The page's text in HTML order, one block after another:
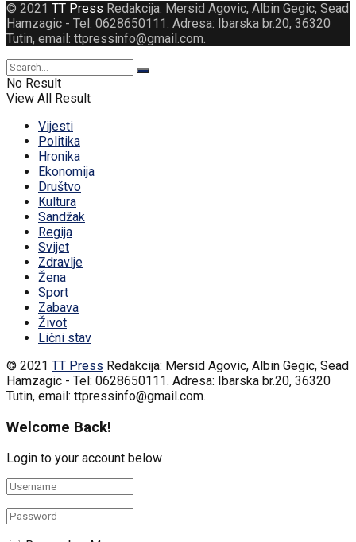
© 2021 TT Press Redakcija: Mersid Agovic, Albin Gegic, Sead
Hamzagic - Tel: 0628650111. Adresa: Ibarska br.20, 36320
Tutin, email: ttpressinfo@gmail.com.
No Result
View All Result
Vijesti
Politika
Hronika
Ekonomija
Društvo
Kultura
Sandžak
Regija
Svijet
Zdravlje
Žena
Sport
Zabava
Život
Lični stav
© 2021 TT Press Redakcija: Mersid Agovic, Albin Gegic, Sead
Hamzagic - Tel: 0628650111. Adresa: Ibarska br.20, 36320
Tutin, email: ttpressinfo@gmail.com.
Welcome Back!
Login to your account below